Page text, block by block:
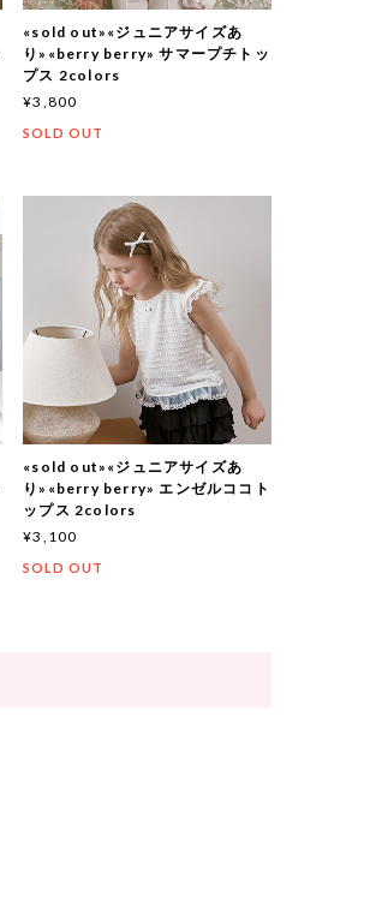
«sold out»«ジュニアサイズあ
り»«berry berry» サマープチトッ
プス 2colors
¥3,800
SOLD OUT
«sold out»«ジュニアサイズあ
り»«berry berry» エンゼルココト
ップス 2colors
¥3,100
SOLD OUT